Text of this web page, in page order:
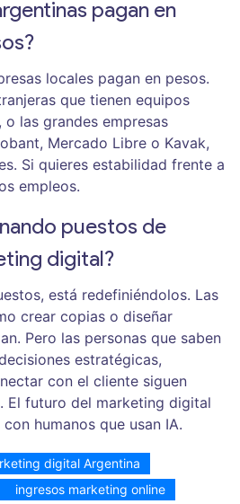
pagan en
locales pagan en pesos.
que tienen equipos
las grandes empresas
Mercado Libre o Kavak,
Si quieres estabilidad frente a
empleos.
puestos de
digital?
está redefiniéndolos. Las
crear copias o diseñar
Pero las personas que saben
estratégicas,
con el cliente siguen
El futuro del marketing digital
humanos que usan IA.
digital Argentina
ingresos marketing online